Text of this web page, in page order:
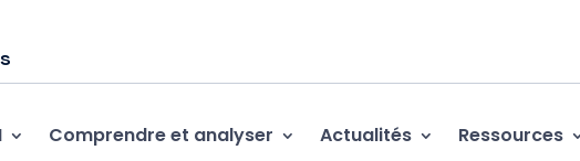
Comprendre et analyser Actualités Ressources